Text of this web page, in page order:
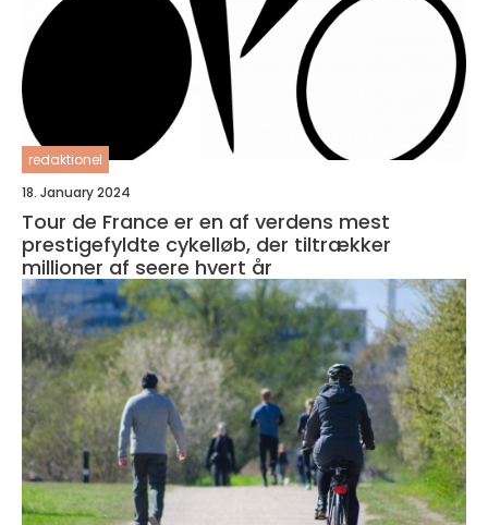
redaktionel
18. January 2024
Tour de France er en af verdens mest
prestigefyldte cykelløb, der tiltrækker
millioner af seere hvert år